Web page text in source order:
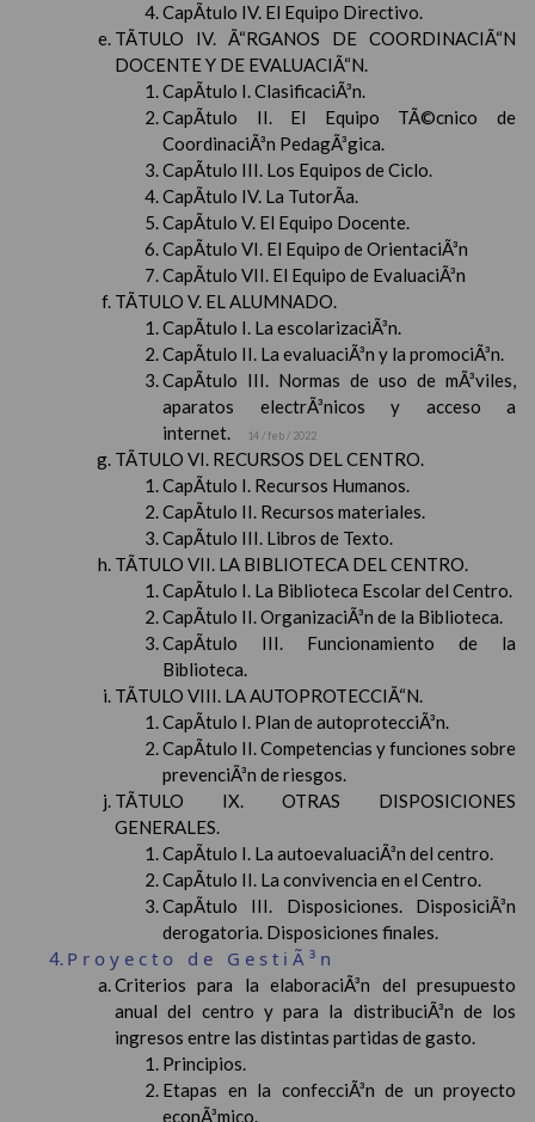
CapÃ­tulo IV. El Equipo Directivo.
TÃTULO IV. Ã“RGANOS DE COORDINACIÃ“N
DOCENTE Y DE EVALUACIÃ“N.
CapÃ­tulo I. ClasificaciÃ³n.
CapÃ­tulo II. El Equipo TÃ©cnico de
CoordinaciÃ³n PedagÃ³gica.
CapÃ­tulo III. Los Equipos de Ciclo.
CapÃ­tulo IV. La TutorÃ­a.
CapÃ­tulo V. El Equipo Docente.
CapÃ­tulo VI. El Equipo de OrientaciÃ³n
CapÃ­tulo VII. El Equipo de EvaluaciÃ³n
TÃTULO V. EL ALUMNADO.
CapÃ­tulo I. La escolarizaciÃ³n.
CapÃ­tulo II. La evaluaciÃ³n y la promociÃ³n.
CapÃ­tulo III. Normas de uso de mÃ³viles,
aparatos electrÃ³nicos y acceso a
internet.
14 / feb / 2022
TÃTULO VI. RECURSOS DEL CENTRO.
CapÃ­tulo I. Recursos Humanos.
CapÃ­tulo II. Recursos materiales.
CapÃ­tulo III. Libros de Texto.
TÃTULO VII. LA BIBLIOTECA DEL CENTRO.
CapÃ­tulo I. La Biblioteca Escolar del Centro.
CapÃ­tulo II. OrganizaciÃ³n de la Biblioteca.
CapÃ­tulo III. Funcionamiento de la
Biblioteca.
TÃTULO VIII. LA AUTOPROTECCIÃ“N.
CapÃ­tulo I. Plan de autoprotecciÃ³n.
CapÃ­tulo II. Competencias y funciones sobre
prevenciÃ³n de riesgos.
TÃTULO IX. OTRAS DISPOSICIONES
GENERALES.
CapÃ­tulo I. La autoevaluaciÃ³n del centro.
CapÃ­tulo II. La convivencia en el Centro.
CapÃ­tulo III. Disposiciones. DisposiciÃ³n
derogatoria. Disposiciones finales.
Proyecto de GestiÃ³n
Criterios para la elaboraciÃ³n del presupuesto
anual del centro y para la distribuciÃ³n de los
ingresos entre las distintas partidas de gasto.
Principios.
Etapas en la confecciÃ³n de un proyecto
econÃ³mico.